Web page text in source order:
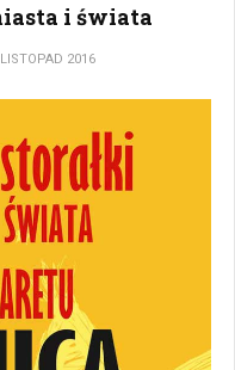
i świata
2016